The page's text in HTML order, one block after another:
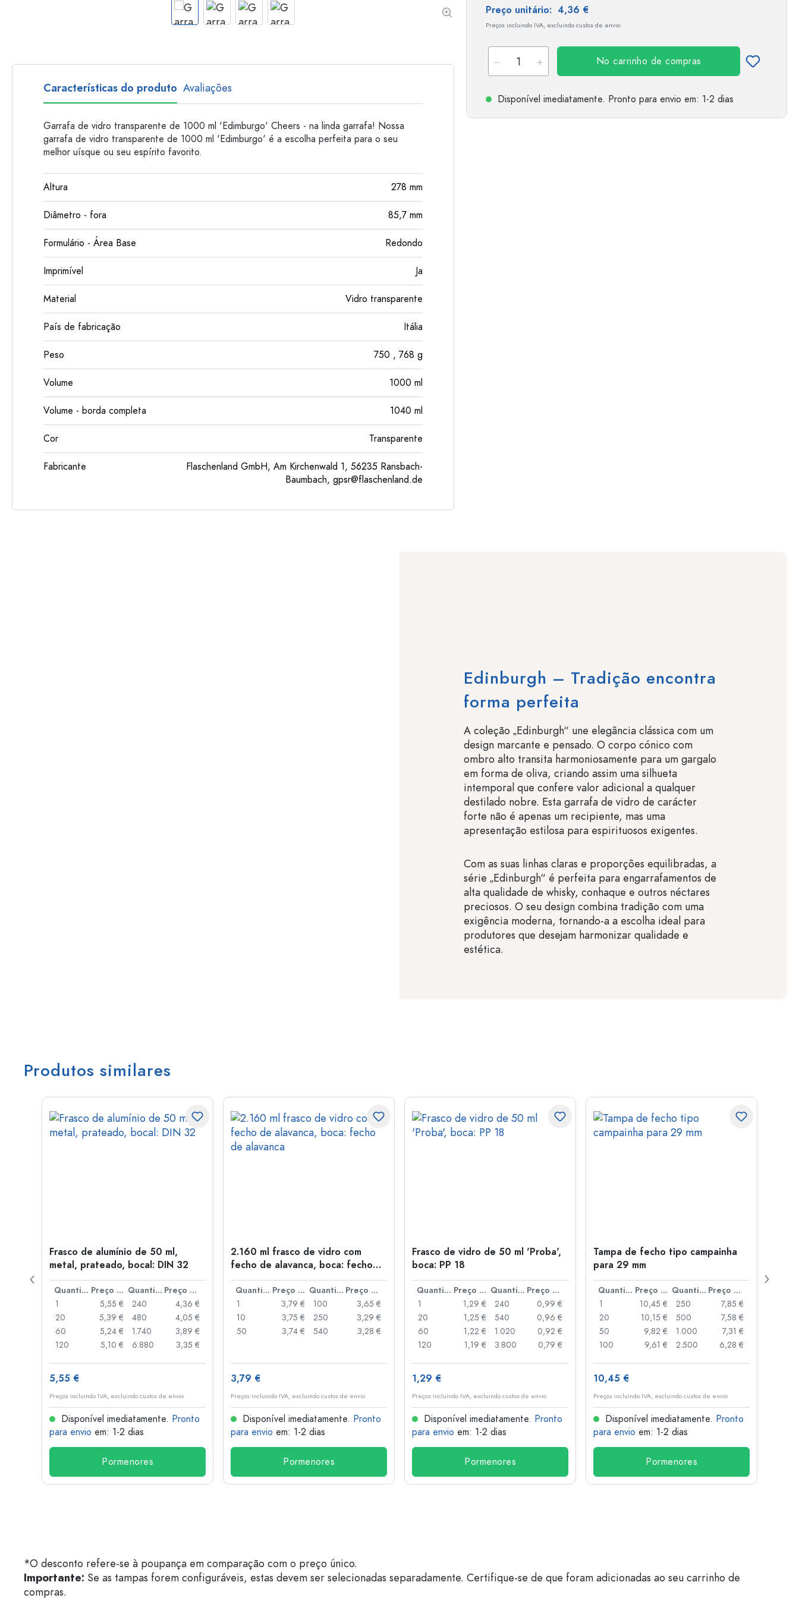
Garrafas de plastico
Preço unitário: 4,36 €
Preços incluindo IVA, excluindo custos de envio
No carrinho de compras
Disponível imediatamente. Pronto para envio em: 1-2 dias
Características do produto Avaliações
Garrafa de vidro transparente de 1000 ml 'Edimburgo' Cheers - na linda garrafa! Nossa
garrafa de vidro transparente de 1000 ml 'Edimburgo' é a escolha perfeita para o seu
melhor uísque ou seu espírito favorito.
Altura 278 mm
Diâmetro - fora 85,7 mm
Formulário - Área Base Redondo
Imprimível Ja
Material Vidro transparente
País de fabricação Itália
Peso 750 , 768 g
Volume 1000 ml
Volume - borda completa 1040 ml
Cor Transparente
Fabricante
Flaschenland GmbH, Am Kirchenwald 1, 56235 Ransbach-
Baumbach, gpsr@flaschenland.de
Edinburgh – Tradição encontra
forma perfeita
A coleção „Edinburgh“ une elegância clássica com um
design marcante e pensado. O corpo cónico com
ombro alto transita harmoniosamente para um gargalo
em forma de oliva, criando assim uma silhueta
intemporal que confere valor adicional a qualquer
destilado nobre. Esta garrafa de vidro de carácter
forte não é apenas um recipiente, mas uma
apresentação estilosa para espirituosos exigentes.
Com as suas linhas claras e proporções equilibradas, a
série „Edinburgh“ é perfeita para engarrafamentos de
alta qualidade de whisky, conhaque e outros néctares
preciosos. O seu design combina tradição com uma
exigência moderna, tornando-a a escolha ideal para
produtores que desejam harmonizar qualidade e
estética.
Produtos similares
Frasco de alumínio de 50 ml,
metal, prateado, bocal: DIN 32
Quantidade Preço por peça Quantidade
Preço por peça
1
5,55 €
20
5,39 €
60
5,24 €
120
5,10 €
240
4,36 €
480
4,05 €
1.740
3,89 €
6.880
3,35 €
5,55 €
Preços incluindo IVA, excluindo custos de envio
Disponível imediatamente. Pronto
para envio em: 1-2 dias
Pormenores
2.160 ml frasco de vidro com
fecho de alavanca, boca: fecho
de alavanca
Quantidade Preço por peça Quantidade
Preço por peça
1
3,79 €
10
3,75 €
50
3,74 €
100
3,65 €
250
3,29 €
540
3,28 €
3,79 €
Preços incluindo IVA, excluindo custos de envio
Disponível imediatamente. Pronto
para envio em: 1-2 dias
Pormenores
Frasco de vidro de 50 ml 'Proba',
boca: PP 18
Quantidade Preço por peça Quantidade
Preço por peça
1
1,29 €
20
1,25 €
60
1,22 €
120
1,19 €
240
0,99 €
540
0,96 €
1.020
0,92 €
3.800
0,79 €
1,29 €
Preços incluindo IVA, excluindo custos de envio
Disponível imediatamente. Pronto
para envio em: 1-2 dias
Pormenores
Tampa de fecho tipo campainha
para 29 mm
Quantidade Preço por peça Quantidade
Preço por peça
1
10,45 €
20
10,15 €
50
9,82 €
100
9,61 €
250
7,85 €
500
7,58 €
1.000
7,31 €
2.500
6,28 €
10,45 €
Preços incluindo IVA, excluindo custos de envio
Disponível imediatamente. Pronto
para envio em: 1-2 dias
Pormenores
*O desconto refere-se à poupança em comparação com o preço único.
Importante: Se as tampas forem configuráveis, estas devem ser selecionadas separadamente. Certifique-se de que foram adicionadas ao seu carrinho de
compras.